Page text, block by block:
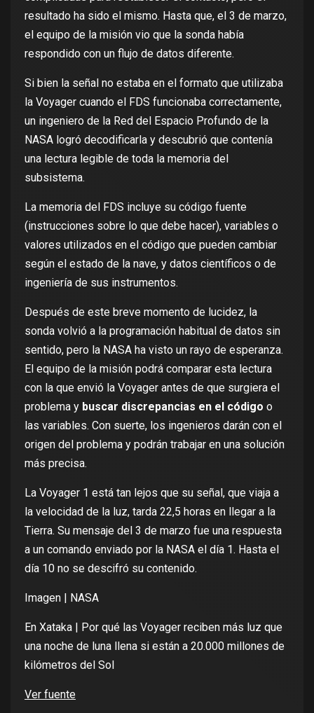
resultado ha sido el mismo. Hasta que, el 3 de marzo,
el equipo de la misión vio que la sonda había
respondido con un flujo de datos diferente.
Si bien la señal no estaba en el formato que utilizaba
la Voyager cuando el FDS funcionaba correctamente,
un ingeniero de la Red del Espacio Profundo de la
NASA logró decodificarla y descubrió que contenía
una lectura legible de toda la memoria del
subsistema.
La memoria del FDS incluye su código fuente
(instrucciones sobre lo que debe hacer), variables o
valores utilizados en el código que pueden cambiar
según el estado de la nave, y datos científicos o de
ingeniería de sus instrumentos.
Después de este breve momento de lucidez, la
sonda volvió a la programación habitual de datos sin
sentido, pero la NASA ha visto un rayo de esperanza.
El equipo de la misión podrá comparar esta lectura
con la que envió la Voyager antes de que surgiera el
problema y buscar discrepancias en el código o
las variables. Con suerte, los ingenieros darán con el
origen del problema y podrán trabajar en una solución
más precisa.
La Voyager 1 está tan lejos que su señal, que viaja a
la velocidad de la luz, tarda 22,5 horas en llegar a la
Tierra. Su mensaje del 3 de marzo fue una respuesta
a un comando enviado por la NASA el día 1. Hasta el
día 10 no se descifró su contenido.
Imagen | NASA
En Xataka | Por qué las Voyager reciben más luz que
una noche de luna llena si están a 20.000 millones de
kilómetros del Sol
Ver fuente